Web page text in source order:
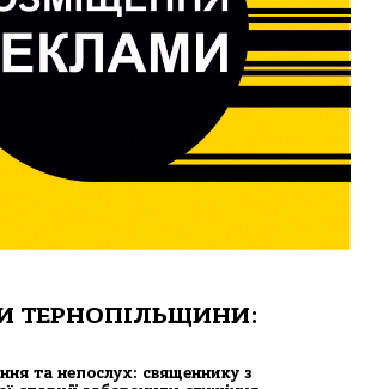
ТЕРНОПІЛЬЩИНИ:
та непослух: священнику з